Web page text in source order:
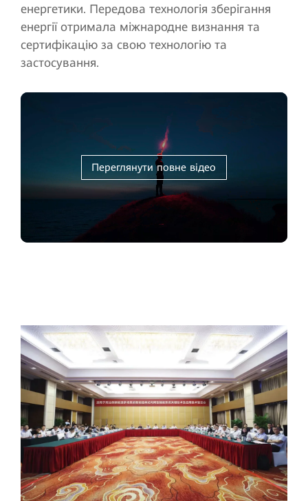
енергетики. Передова технологія зберігання
енергії отримала міжнародне визнання та
сертифікацію за свою технологію та
застосування.
Переглянути повне відео